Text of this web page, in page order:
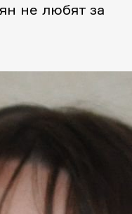
не любят за